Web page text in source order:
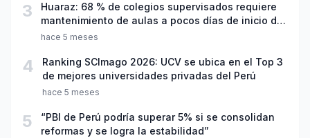
3
Huaraz: 68 % de colegios supervisados requiere
mantenimiento de aulas a pocos días de inicio del
año escolar 2026
hace 5 meses
4
Ranking SCImago 2026: UCV se ubica en el Top 3
de mejores universidades privadas del Perú
hace 5 meses
5
“PBI de Perú podría superar 5% si se consolidan
reformas y se logra la estabilidad”